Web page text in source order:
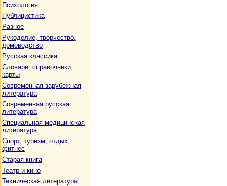
Психология
Публицистика
Разное
Рукоделие, творчество,
домоводство
Русская классика
Словари, справочники,
карты
Современная зарубежная
литература
Современная русская
литература
Специальная медицинская
литература
Спорт, туризм, отдых,
фитнес
Старая книга
Театр и кино
Техническая литература